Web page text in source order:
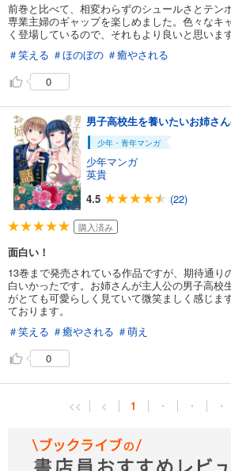
前巻と比べて、相変わらずのシュールさとテン
専業主婦のギャップを楽しめました。色々なキ
く登場しているので、それもより良いと思います
＃笑える ＃ほのぼの ＃癒やされる
0
男子高校生を養いたいお姉さん
少年・青年マンガ
少年マンガ
英貴
4.5
(22)
購入済み
面白い！
13巻まで発売されている作品ですが、期待通り
白いかったです。お姉さんが主人公の男子高校
がとても可愛らしく見ていて微笑ましく感じま
ております。
＃笑える ＃癒やされる ＃萌え
0
<< < 1 ・ ・ ・